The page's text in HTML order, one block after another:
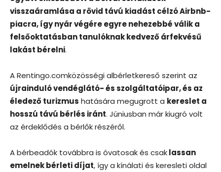
visszaáramlása a rövid távú kiadást célzó Airbnb-
piacra, így nyár végére egyre nehezebbé válik a
felsőoktatásban tanulóknak kedvező árfekvésű
lakást bérelni.
A Rentingo.comközösségi albérletkereső szerint az
újrainduló vendéglátó- és szolgáltatóipar, és az
éledező turizmus hatására megugrott a kereslet a
hosszú távú bérlés iránt. Júniusban már kiugró volt
az érdeklődés a bérlők részéről.
A bérbeadók továbbra is óvatosak és csaklassan
emelnek bérleti díjat, így a kínálati és keresleti oldal